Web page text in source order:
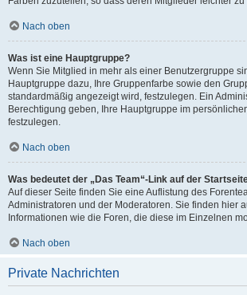
Nach oben
Was ist eine Hauptgruppe?
Wenn Sie Mitglied in mehr als einer Benutzergruppe
Hauptgruppe dazu, Ihre Gruppenfarbe sowie den
standardmäßig angezeigt wird, festzulegen. Ein
Berechtigung geben, Ihre Hauptgruppe im
festzulegen.
Nach oben
Was bedeutet der „Das Team“-Link auf der
Auf dieser Seite finden Sie eine Auflistung des
Administratoren und der Moderatoren. Sie finden hier
Informationen wie die Foren, die diese im Einzelnen
Nach oben
Private Nachrichten